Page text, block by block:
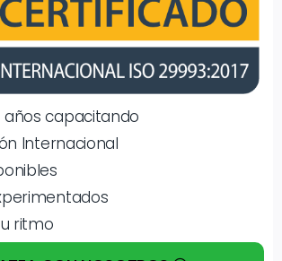
años capacitando
Internacional
ritmo